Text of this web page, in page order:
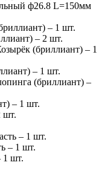
ф26.8 L=150мм
– 1 шт.
– 2 шт.
(бриллиант) – 1
– 1 шт.
(бриллиант) –
– 1 шт.
шт.
– 1 шт.
– 1 шт.
1 шт.